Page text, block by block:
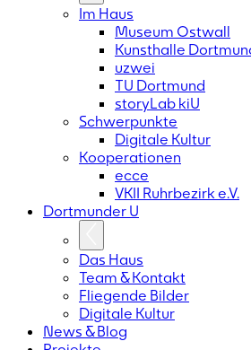
Im Haus
Museum Ostwall
Kunsthalle
uzwei
TU Dortmund
storyLab kiU
Schwerpunkte
Digitale Kultur
Kooperationen
ecce
VKII Ruhrbezirk e.V.
Dortmunder U
Das Haus
Team & Kontakt
Fliegende Bilder
Digitale Kultur
News & Blog